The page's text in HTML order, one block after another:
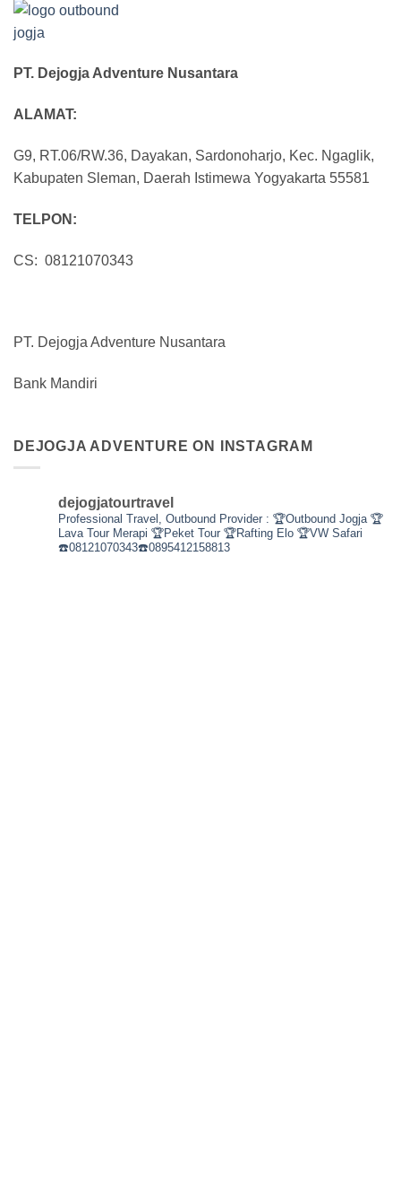
PT. Dejogja Adventure Nusantara
ALAMAT:
G9, RT.06/RW.36, Dayakan, Sardonoharjo, Kec. Ngaglik,
Kabupaten Sleman, Daerah Istimewa Yogyakarta 55581
TELPON:
CS: 08121070343
PT. Dejogja Adventure Nusantara
Bank Mandiri
DEJOGJA ADVENTURE ON INSTAGRAM
dejogjatourtravel
Professional Travel, Outbound Provider : 🏆Outbound Jogja 🏆
Lava Tour Merapi 🏆Peket Tour 🏆Rafting Elo 🏆VW Safari
☎️08121070343☎️0895412158813